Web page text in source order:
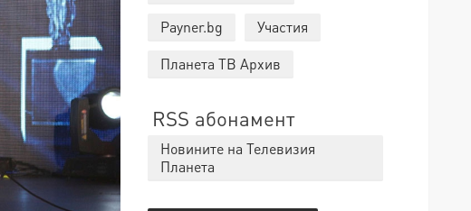
Payner.bg
Участия
Планета ТВ Архив
RSS абонамент
Новините на Телевизия
Планета